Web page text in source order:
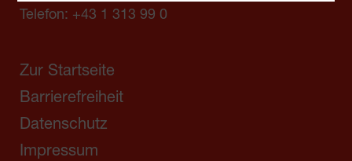
Telefon: +43 1 313 99 0
Zur Startseite
Barrierefreiheit
Datenschutz
Impressum